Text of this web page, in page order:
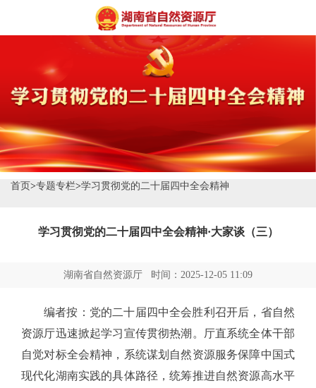
首页>专题专栏>学习贯彻党的二十届四中全会精神
学习贯彻党的二十届四中全会精神·大家谈（三）
湖南省自然资源厅 时间：2025-12-05 11:09
编者按：党的二十届四中全会胜利召开后，省自然
资源厅迅速掀起学习宣传贯彻热潮。厅直系统全体干部
自觉对标全会精神，系统谋划自然资源服务保障中国式
现代化湖南实践的具体路径，统筹推进自然资源高水平